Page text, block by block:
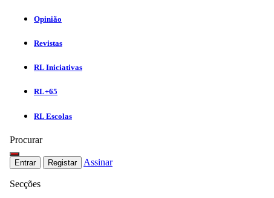
Opinião
Revistas
RL Iniciativas
RL+65
RL Escolas
Procurar
Entrar Registar Assinar
Secções